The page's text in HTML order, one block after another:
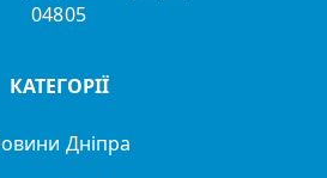
04805
КАТЕГОРІЇ
Дніпра